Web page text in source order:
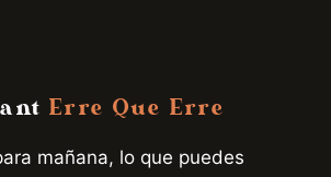
Erre Que Erre
mañana, lo que puedes